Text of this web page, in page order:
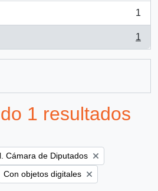
1
1
1 resultados
Cámara de Diputados
Remove filter:
Con objetos digitales